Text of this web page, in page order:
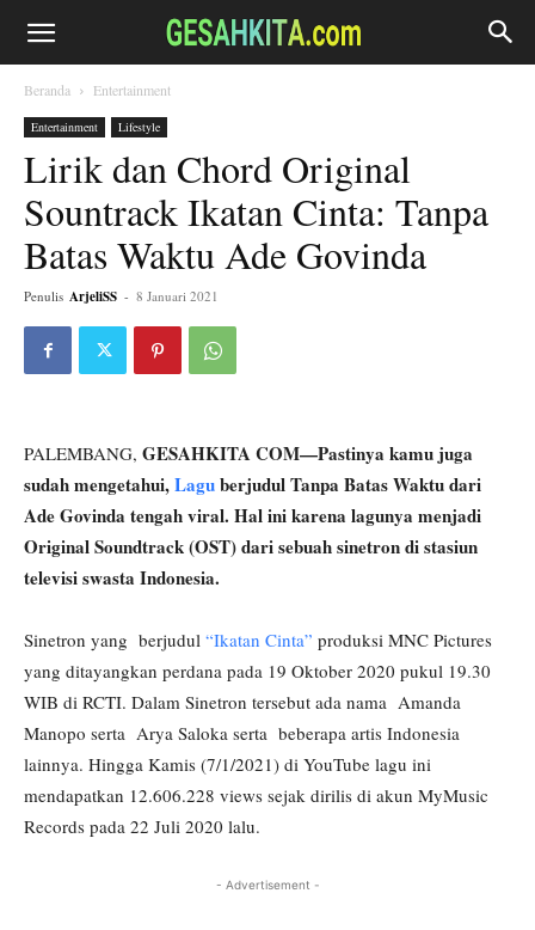
Beranda Entertainment
Entertainment Lifestyle
Lirik dan Chord Original
Sountrack Ikatan Cinta: Tanpa
Batas Waktu Ade Govinda
Penulis ArjeliSS - 8 Januari 2021
PALEMBANG, GESAHKITA COM—Pastinya kamu juga
sudah mengetahui,Laguberjudul Tanpa Batas Waktu dari
Ade Govinda tengah viral. Hal ini karena lagunya menjadi
Original Soundtrack (OST) dari sebuah sinetron di stasiun
televisi swasta Indonesia.
Sinetron yang berjudul “Ikatan Cinta” produksi MNC Pictures
yang ditayangkan perdana pada 19 Oktober 2020 pukul 19.30
WIB di RCTI. Dalam Sinetron tersebut ada nama Amanda
Manopo serta Arya Saloka serta beberapa artis Indonesia
lainnya. Hingga Kamis (7/1/2021) di YouTube lagu ini
mendapatkan 12.606.228 views sejak dirilis di akun MyMusic
Records pada 22 Juli 2020 lalu.
- Advertisement -